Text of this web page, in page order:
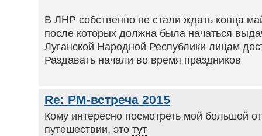
В ЛНР собственно не стали ждать конца
после которых должна была начаться
Луганской Народной Республики лицам
Раздавать начали во время праздников
Re: РМ-встреча 2015
Кому интересно посмотреть мой большой
путешествии, этотут